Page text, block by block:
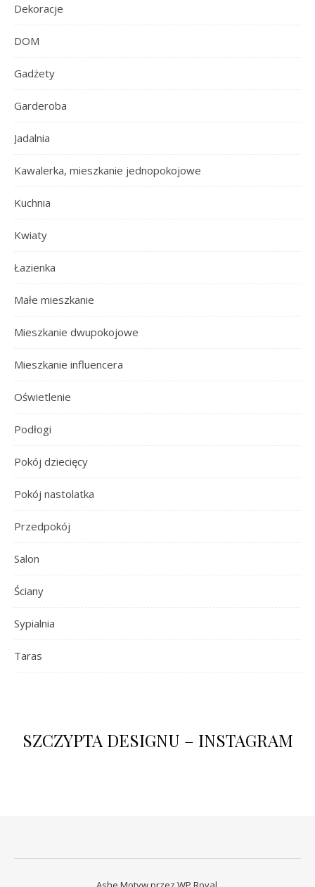
Dekoracje
DOM
Gadżety
Garderoba
Jadalnia
Kawalerka, mieszkanie jednopokojowe
Kuchnia
Kwiaty
Łazienka
Małe mieszkanie
Mieszkanie dwupokojowe
Mieszkanie influencera
Oświetlenie
Podłogi
Pokój dziecięcy
Pokój nastolatka
Przedpokój
Salon
Ściany
Sypialnia
Taras
SZCZYPTA DESIGNU – INSTAGRAM